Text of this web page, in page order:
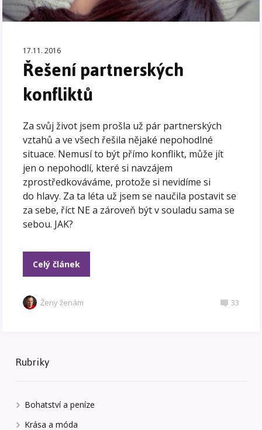
17.11. 2016
Řešení partnerských
konfliktů
Za svůj život jsem prošla už pár partnerských
vztahů a ve všech řešila nějaké nepohodlné
situace. Nemusí to být přímo konflikt, může jít
jen o nepohodlí, které si navzájem
zprostředkováváme, protože si nevidíme si
do hlavy. Za ta léta už jsem se naučila postavit se
za sebe, říct NE a zároveň být v souladu sama se
sebou. JAK?
Celý článek
Ženy ženám 33
Rubriky
Bohatství a peníze
Krása a móda